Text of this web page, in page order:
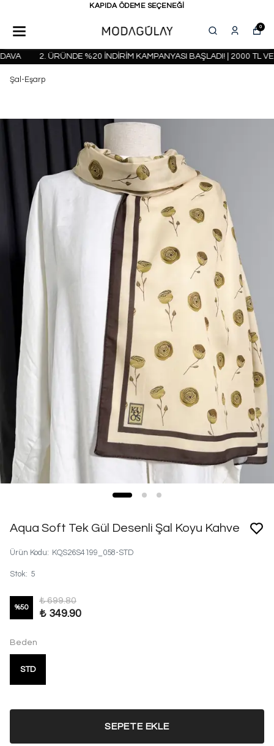
KAPIDA ÖDEME SEÇENEĞİ
0
2. ÜRÜNDE %20 İNDİRİM KAMPANYASI BAŞLADI! | 2000 TL VE
Şal-Eşarp
Aqua Soft Tek Gül Desenli Şal Koyu Kahve
Ürün Kodu: KQS26S4199_058-STD
Stok: 5
%50
₺ 699.80
₺ 349.90
Beden
STD
SEPETE EKLE